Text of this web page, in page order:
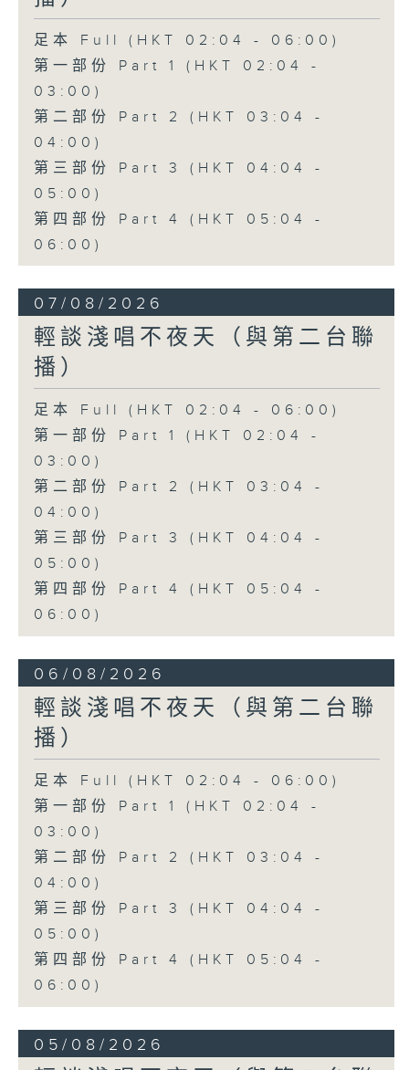
足本 Full (HKT 02:04 - 06:00)
第一部份 Part 1 (HKT 02:04 -
03:00)
第二部份 Part 2 (HKT 03:04 -
04:00)
第三部份 Part 3 (HKT 04:04 -
05:00)
第四部份 Part 4 (HKT 05:04 -
06:00)
07/08/2026
輕談淺唱不夜天（與第二台聯
播）
足本 Full (HKT 02:04 - 06:00)
第一部份 Part 1 (HKT 02:04 -
03:00)
第二部份 Part 2 (HKT 03:04 -
04:00)
第三部份 Part 3 (HKT 04:04 -
05:00)
第四部份 Part 4 (HKT 05:04 -
06:00)
06/08/2026
輕談淺唱不夜天（與第二台聯
播）
足本 Full (HKT 02:04 - 06:00)
第一部份 Part 1 (HKT 02:04 -
03:00)
第二部份 Part 2 (HKT 03:04 -
04:00)
第三部份 Part 3 (HKT 04:04 -
05:00)
第四部份 Part 4 (HKT 05:04 -
06:00)
05/08/2026